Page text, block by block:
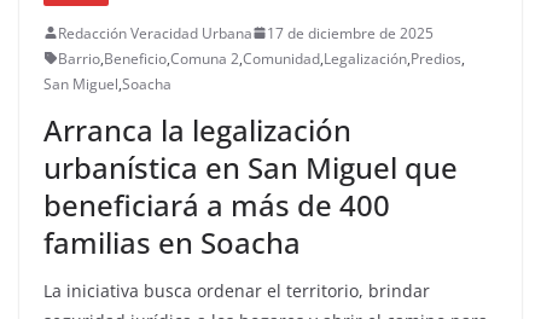
Redacción Veracidad Urbana
17 de diciembre de 2025
Barrio,Beneficio,Comuna 2,Comunidad,Legalización,Predios,
San Miguel,Soacha
Arranca la legalización
urbanística en San Miguel que
beneficiará a más de 400
familias en Soacha
La iniciativa busca ordenar el territorio, brindar